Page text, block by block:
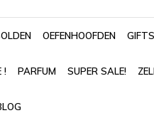
OEFENHOOFDEN
! PARFUM SUPER SALE!